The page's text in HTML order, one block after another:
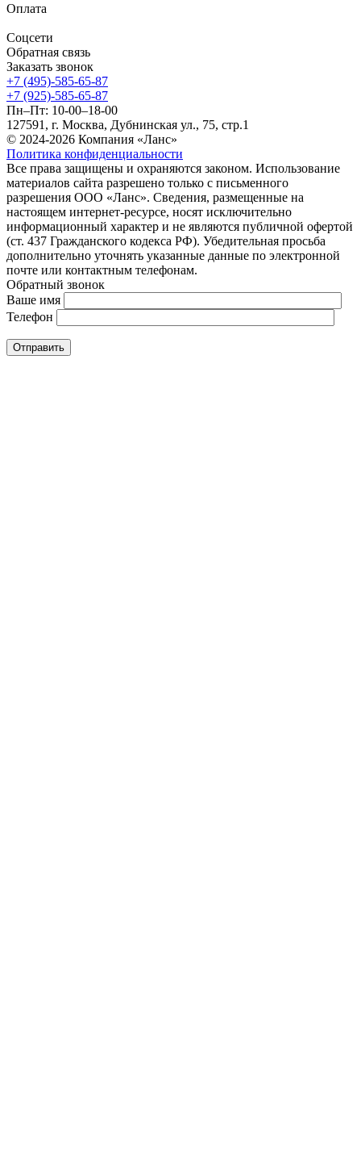
Оплата
Соцсети
Обратная связь
Заказать звонок
+7 (495)-585-65-87
+7 (925)-585-65-87
Пн–Пт: 10-00–18-00
127591, г. Москва, Дубнинская ул., 75, стр.1
© 2024-2026 Компания «Ланс»
Политика конфиденциальности
Все права защищены и охраняются законом. Использование
материалов сайта разрешено только с письменного
разрешения ООО «Ланс». Сведения, размещенные на
настоящем интернет-ресурсе, носят исключительно
информационный характер и не являются публичной офертой
(ст. 437 Гражданского кодекса РФ). Убедительная просьба
дополнительно уточнять указанные данные по электронной
почте или контактным телефонам.
Обратный звонок
Ваше имя
Телефон
Отправить